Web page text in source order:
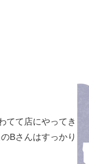
てて店にやってき
Bさんはすっかり